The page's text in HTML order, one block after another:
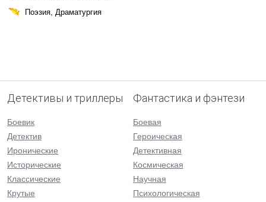
Поэзия, Драматургия
Детективы и триллеры
Боевик
Детектив
Иронические
Исторические
Классические
Крутые
Фантастика и фэнтези
Боевая
Героическая
Детективная
Космическая
Научная
Психологическая